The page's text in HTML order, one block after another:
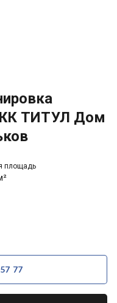
ТИТУЛ Дом
площадь
77